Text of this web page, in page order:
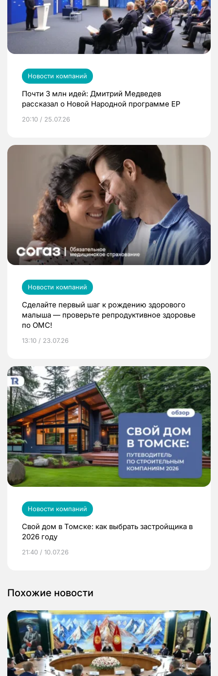
Новости компаний
Почти 3 млн идей: Дмитрий Медведев
рассказал о Новой Народной программе ЕР
20:10 / 25.07.26
Новости компаний
Сделайте первый шаг к рождению здорового
малыша — проверьте репродуктивное здоровье
по ОМС!
13:10 / 23.07.26
Новости компаний
Свой дом в Томске: как выбрать застройщика в
2026 году
21:40 / 10.07.26
Похожие новости